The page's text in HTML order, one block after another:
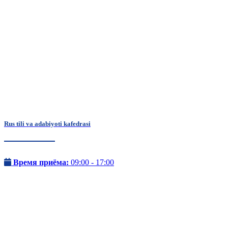
Rus tili va adabiyoti kafedrasi
Время приёма: 09:00 - 17:00